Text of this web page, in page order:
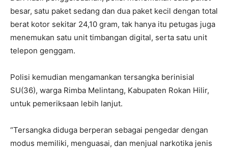
besar, satu paket sedang dan dua paket kecil dengan total
berat kotor sekitar 24,10 gram, tak hanya itu petugas juga
menemukan satu unit timbangan digital, serta satu unit
telepon genggam.
Polisi kemudian mengamankan tersangka berinisial
SU(36), warga Rimba Melintang, Kabupaten Rokan Hilir,
untuk pemeriksaan lebih lanjut.
“Tersangka diduga berperan sebagai pengedar dengan
modus memiliki, menguasai, dan menjual narkotika jenis